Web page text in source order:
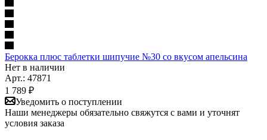
Берокка плюс таблетки шипучие №30 со вкусом апельсина
Нет в наличии
Арт.: 47871
1 789 ₽
Уведомить о поступлении
Наши менеджеры обязательно свяжутся с вами и уточнят
условия заказа